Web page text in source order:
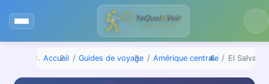
Accueil Guides de voyage Amérique centrale El Salvador